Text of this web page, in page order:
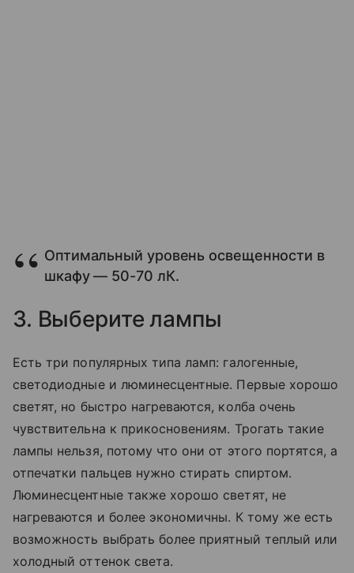
Оптимальный уровень освещенности в
шкафу — 50-70 лК.
3. Выберите лампы
Есть три популярных типа ламп: галогенные,
светодиодные и люминесцентные. Первые хорошо
светят, но быстро нагреваются, колба очень
чувствительна к прикосновениям. Трогать такие
лампы нельзя, потому что они от этого портятся, а
отпечатки пальцев нужно стирать спиртом.
Люминесцентные также хорошо светят, не
нагреваются и более экономичны. К тому же есть
возможность выбрать более приятный теплый или
холодный оттенок света.